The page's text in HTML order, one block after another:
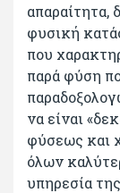
απαραίτητα,
φυσική
που
παρά φύση
να είναι
φύσεως και
όλων
υπηρεσία